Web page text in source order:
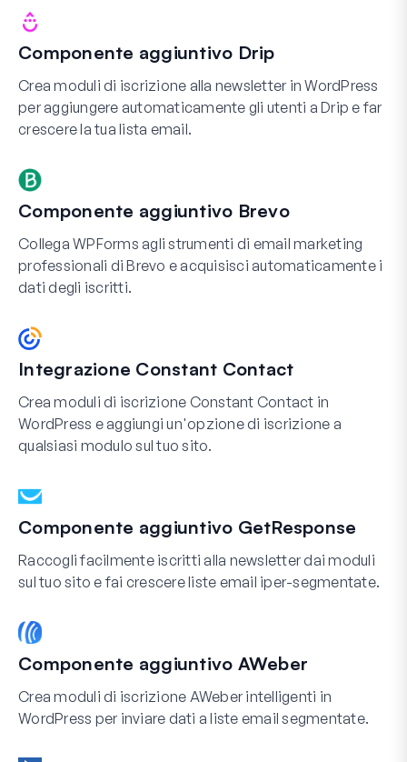
Componente aggiuntivo Drip
Crea moduli di iscrizione alla newsletter in WordPress
per aggiungere automaticamente gli utenti a Drip e far
crescere la tua lista email.
Componente aggiuntivo Brevo
Collega WPForms agli strumenti di email marketing
professionali di Brevo e acquisisci automaticamente i
dati degli iscritti.
Integrazione Constant Contact
Crea moduli di iscrizione Constant Contact in
WordPress e aggiungi un'opzione di iscrizione a
qualsiasi modulo sul tuo sito.
Componente aggiuntivo GetResponse
Raccogli facilmente iscritti alla newsletter dai moduli
sul tuo sito e fai crescere liste email iper-segmentate.
Componente aggiuntivo AWeber
Crea moduli di iscrizione AWeber intelligenti in
WordPress per inviare dati a liste email segmentate.